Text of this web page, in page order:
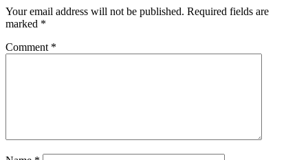
Your email address will not be published. Required fields are
marked *
Comment *